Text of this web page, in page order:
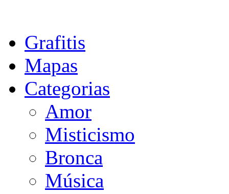
Grafitis
Mapas
Categorias
Amor
Misticismo
Bronca
Música